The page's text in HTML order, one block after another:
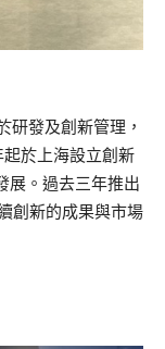
研發及創新管理，
於上海設立創新
展。過去三年推出
創新的成果與市場